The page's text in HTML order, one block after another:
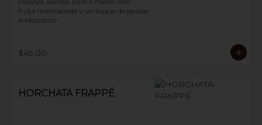
fruta machacada y un toque de jarabe
endulzante
$49.00
HORCHATA FRAPPÉ